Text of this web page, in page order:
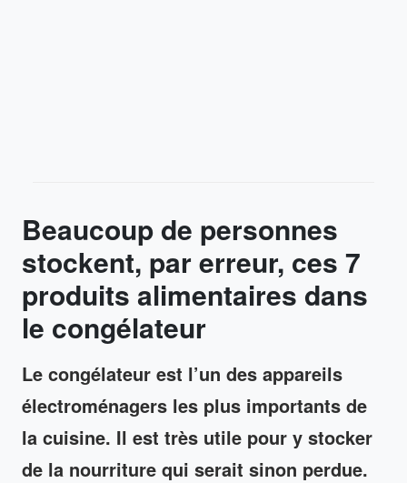
Beaucoup de personnes
stockent, par erreur, ces 7
produits alimentaires dans
le congélateur
Le congélateur est l’un des appareils
électroménagers les plus importants de
la cuisine. Il est très utile pour y stocker
de la nourriture qui serait sinon perdue.